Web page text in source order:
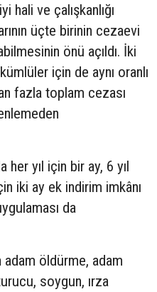
hali ve çalışkanlığı
üçte birinin cezaevi
önü açıldı. İki
için de aynı oranlı
fazla toplam cezası
her yıl için bir ay, 6 yıl
iki ay ek indirim imkânı
da
öldürme, adam
soygun, ırza